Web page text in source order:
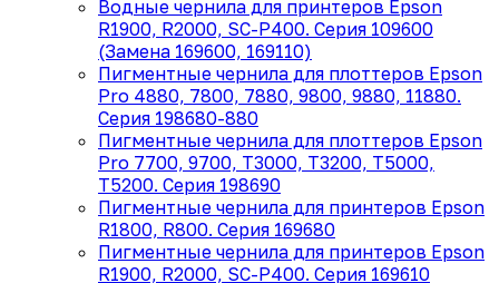
Водные чернила для принтеров Epson
R1900, R2000, SC-P400. Серия 109600
(Замена 169600, 169110)
Пигментные чернила для плоттеров Epson
Pro 4880, 7800, 7880, 9800, 9880, 11880.
Серия 198680-880
Пигментные чернила для плоттеров Epson
Pro 7700, 9700, T3000, T3200, T5000,
T5200. Серия 198690
Пигментные чернила для принтеров Epson
R1800, R800. Серия 169680
Пигментные чернила для принтеров Epson
R1900, R2000, SC-P400. Серия 169610